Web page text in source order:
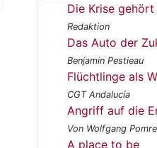
Die Krise
Redaktion
Das Auto der
Benjamin Pestieau
Flüchtlinge als
CGT Andalucía
Angriff auf die
Von Wolfgang
A place to be